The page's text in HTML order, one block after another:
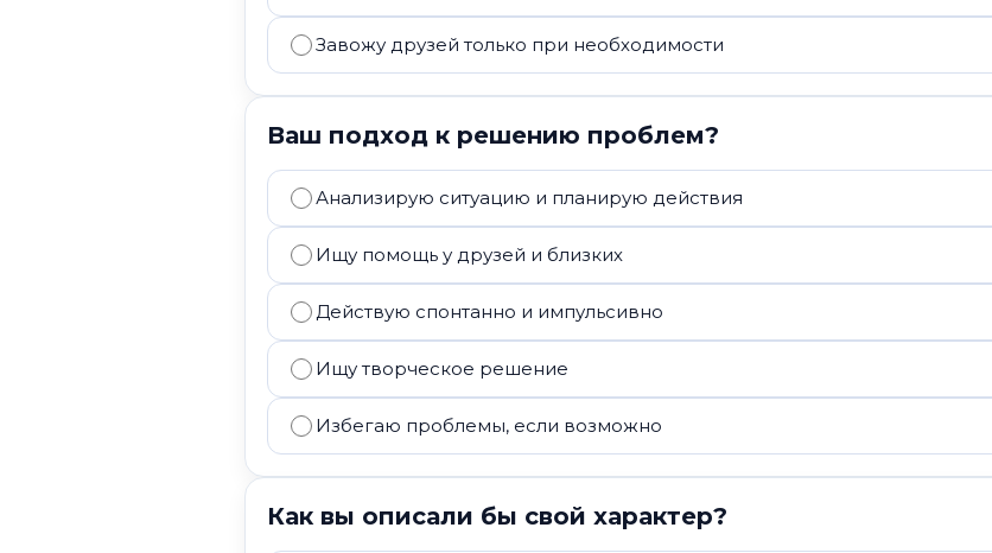
Завожу друзей только при необходимости
Ваш подход к решению проблем?
Анализирую ситуацию и планирую действия
Ищу помощь у друзей и близких
Действую спонтанно и импульсивно
Ищу творческое решение
Избегаю проблемы, если возможно
Как вы описали бы свой характер?